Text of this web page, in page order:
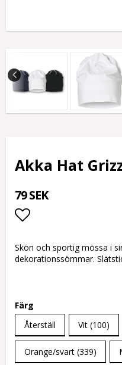
Akka Hat
79 SEK
Skön och sportig mössa i
dekorationssömmar.
Färg
Återställ
Vit (100)
Orange/svart (339)